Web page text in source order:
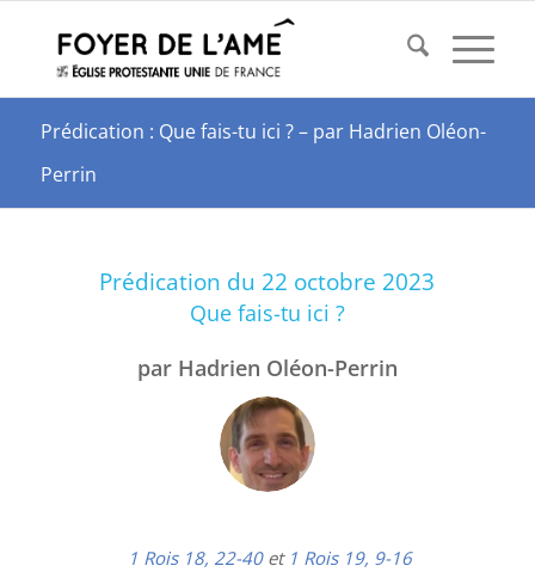
Prédication : Que fais-tu ici ? – par Hadrien Oléon-
Perrin
Prédication du 22 octobre 2023
Que fais-tu ici ?
par Hadrien Oléon-Perrin
1 Rois 18, 22-40et 1 Rois 19, 9-16